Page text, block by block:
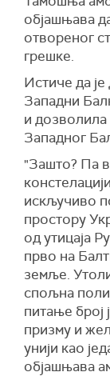
објашњава
отвореног
грешке.
Истиче да
Западни
и дозволила
Западног
"Зашто? Па
искључиво
простору
од утицаја
прво на
земље.
спољна
питање број
призму и
унији као
објашњава